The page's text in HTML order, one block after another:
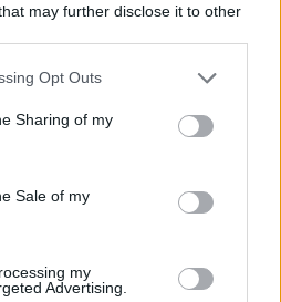
may further disclose it to other
Opt Outs
Sharing of my
Sale of my
my
Advertising.
Italy| Esim for Spain|Esim
|Esim for Greece|